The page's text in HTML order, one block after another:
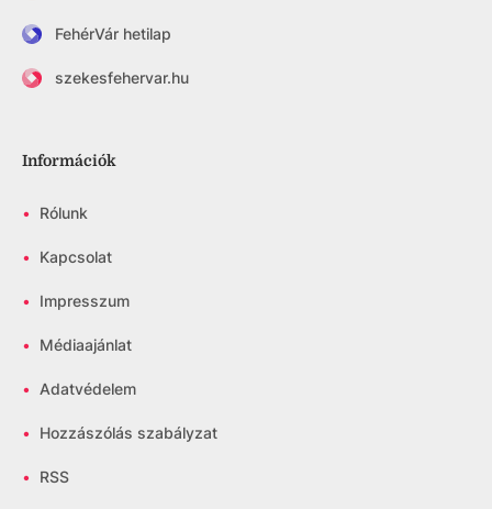
FehérVár hetilap
szekesfehervar.hu
Információk
• Rólunk
• Kapcsolat
• Impresszum
• Médiaajánlat
• Adatvédelem
• Hozzászólás szabályzat
• RSS